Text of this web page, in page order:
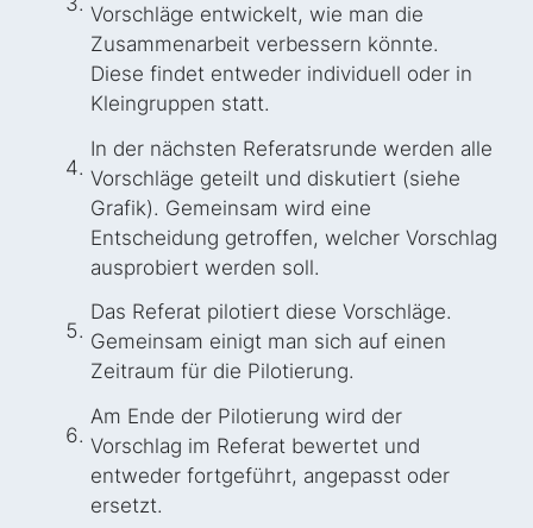
Vorschläge entwickelt, wie man die
Zusammenarbeit verbessern könnte.
Diese findet entweder individuell oder in
Kleingruppen statt.
In der nächsten Referatsrunde werden alle
Vorschläge geteilt und diskutiert (siehe
Grafik). Gemeinsam wird eine
Entscheidung getroffen, welcher Vorschlag
ausprobiert werden soll.
Das Referat pilotiert diese Vorschläge.
Gemeinsam einigt man sich auf einen
Zeitraum für die Pilotierung.
Am Ende der Pilotierung wird der
Vorschlag im Referat bewertet und
entweder fortgeführt, angepasst oder
ersetzt.